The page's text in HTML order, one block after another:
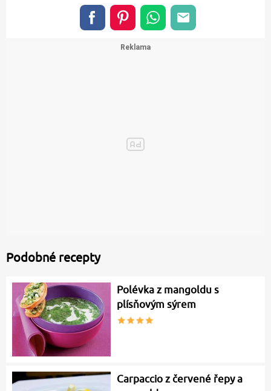
Podobné recepty
Polévka z mangoldu s
plísňovým sýrem
Carpaccio z červené řepy a